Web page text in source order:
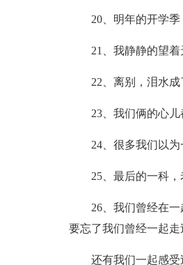
20、明年的开学
21、我静静的望
22、离别，泪水
23、我们俩的心
24、很多我们以
25、最后的一科，
26、我们曾经在
要忘了我们曾经一起走
还有我们一起感